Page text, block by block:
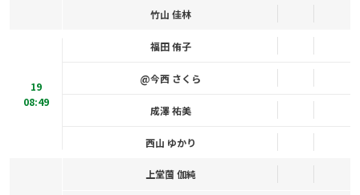
竹山 佳林
19
08:49
福田 侑子
@今西 さくら
成澤 祐美
西山 ゆかり
上堂薗 伽純